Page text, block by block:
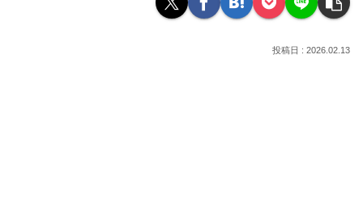
2026.02.13